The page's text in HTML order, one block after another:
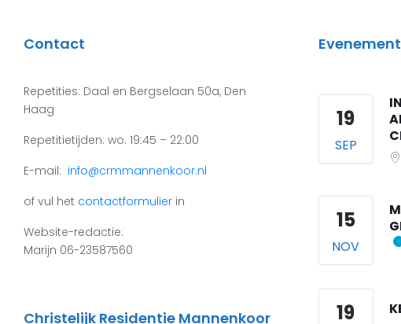
Contact
Repetities: Daal en Bergselaan 50a, Den
Haag
Repetitietijden: wo. 19:45 – 22:00
E-mail: info@crmmannenkoor.nl
of vul het contactformulier in
Website-redactie:
Marijn 06-23587560
Christelijk Residentie Mannenkoor
19
SEP
15
NOV
19